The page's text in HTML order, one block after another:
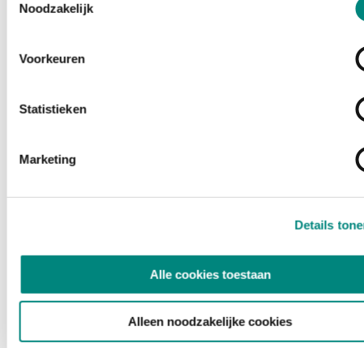
Noodzakelijk
Voorkeuren
Statistieken
Marketing
Details
Alle cookies toestaan
Alleen noodzakelijke cookies